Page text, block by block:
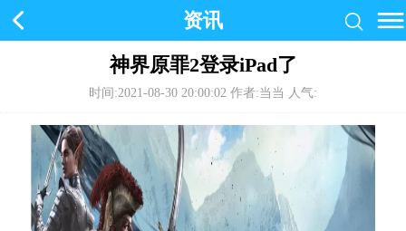
资讯
神界原罪2登录iPad了
时间:2021-08-30 20:00:02 作者:当当 人气: